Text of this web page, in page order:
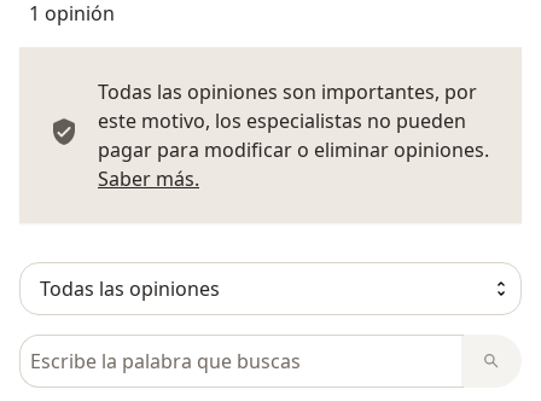
1 opinión
Todas las opiniones son importantes, por
este motivo, los especialistas no pueden
pagar para modificar o eliminar opiniones.
Saber más.
Busca en opiniones